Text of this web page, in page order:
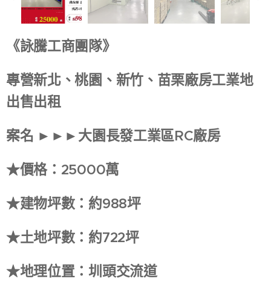
《詠騰工商團隊》
專營新北、桃園、新竹、苗栗廠房工業地
出售出租
案名 ►►►大園長發工業區RC廠房
★價格：25000萬
★建物坪數：約988坪
★土地坪數：約722坪
★地理位置：圳頭交流道